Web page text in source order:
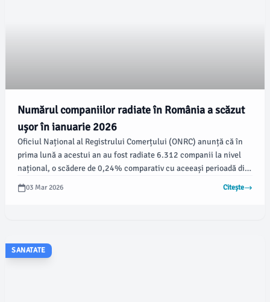
Numărul companiilor radiate în România a scăzut
ușor în ianuarie 2026
Oficiul Național al Registrului Comerțului (ONRC) anunță că în
prima lună a acestui an au fost radiate 6.312 companii la nivel
național, o scădere de 0,24% comparativ cu aceeași perioadă din
2025. Cele mai multe dintre aceste radieri s-au înregistrat în
București, conform datelor ONRC.
03 Mar 2026 Citește
SANATATE